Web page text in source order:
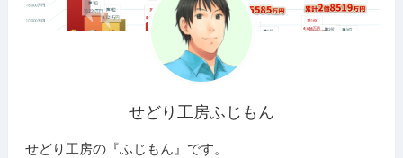
せどり工房ふじもん
せどり工房の『ふじもん』です。